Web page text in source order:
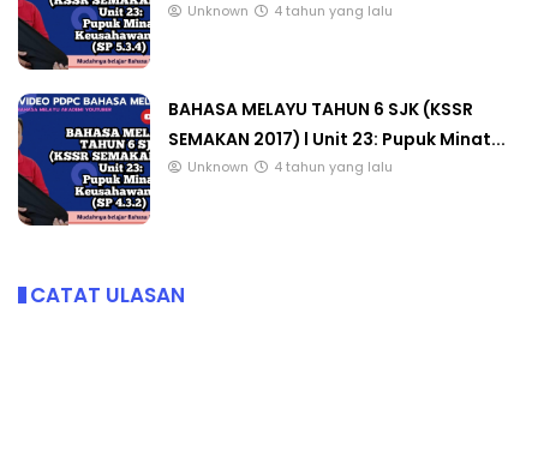
Unknown 4 tahun yang lalu
BAHASA MELAYU TAHUN 6 SJK (KSSR
SEMAKAN 2017) l Unit 23: Pupuk Minat...
Unknown 4 tahun yang lalu
CATAT ULASAN